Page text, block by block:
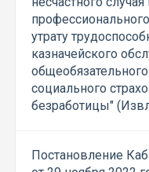
утрату
казначейского
социального
безработицы"
Постановление